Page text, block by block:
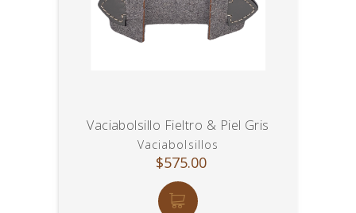
Vaciabolsillo Fieltro & Piel Gris
Vaciabolsillos
$575.00